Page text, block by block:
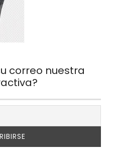
correo nuestra